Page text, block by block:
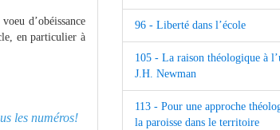
d’obéissance
en particulier à
les numéros!
96 - Liberté dans l’école
105 - La raison théologique à
J.H. Newman
113 - Pour une approche
la paroisse dans le territoire